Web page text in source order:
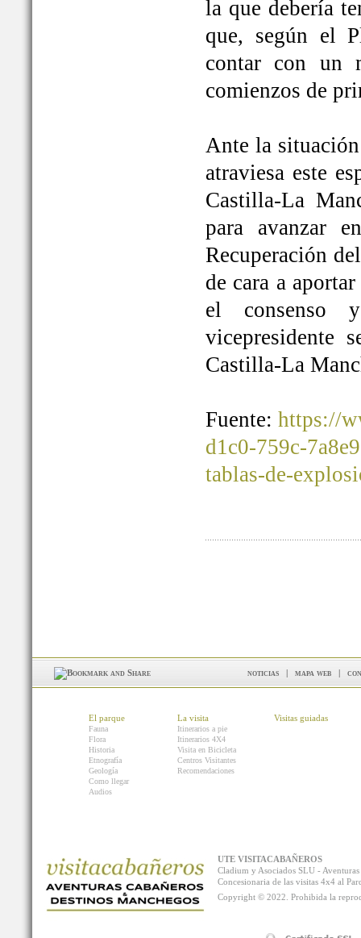
la que debería
que, según el
contar con un
comienzos de
Ante la
atraviesa este
Castilla-La
para avanzar
Recuperación
de cara a
el consenso
vicepresidente
Castilla-La
Fuente: https://
d1c0-759c-
tablas-de-
noticias | mapa web |
El parque
Fauna
Flora
Historia
Etnografía
Geología
Como llegar
Audios
La visita
Itinerarios a pie
Itinerarios 4X4
Visita en Bicicleta
Centros Visitantes
Recomendaciones
Visitas guiadas
UTE VISITACABAÑEROS
Cladium y Asociados SLU -
Concesionaria de las visitas 4x4 al
Copyright © 2022. Prohibida la